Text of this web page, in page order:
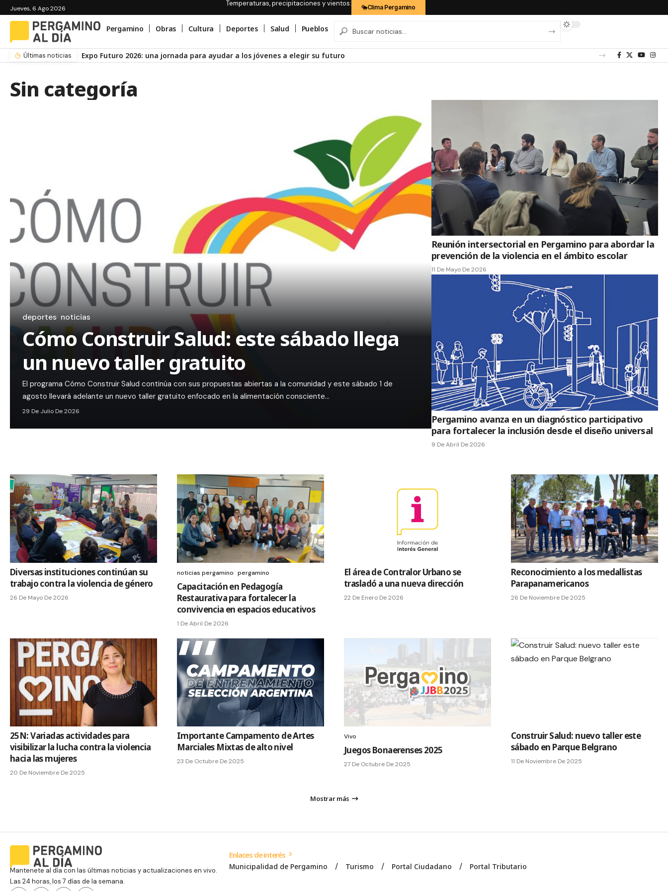
Jueves, 6 Ago 2026
Temperaturas, precipitaciones y vientos: Clima Pergamino
Pergamino Obras Cultura Deportes Salud Pueblos
Últimas noticias Expo Futuro 2026: una jornada para ayudar a los jóvenes a elegir su futuro
Sin categoría
deportes noticias
Cómo Construir Salud: este sábado llega
un nuevo taller gratuito
El programa Cómo Construir Salud continúa con sus propuestas abiertas a la comunidad y este sábado 1 de
agosto llevará adelante un nuevo taller gratuito enfocado en la alimentación consciente…
29 De Julio De 2026
Reunión intersectorial en Pergamino para abordar la
prevención de la violencia en el ámbito escolar
11 De Mayo De 2026
Pergamino avanza en un diagnóstico participativo
para fortalecer la inclusión desde el diseño universal
9 De Abril De 2026
Diversas instituciones continúan su
trabajo contra la violencia de género
26 De Mayo De 2026
noticias pergamino pergamino
Capacitación en Pedagogía
Restaurativa para fortalecer la
convivencia en espacios educativos
1 De Abril De 2026
El área de Contralor Urbano se
trasladó a una nueva dirección
22 De Enero De 2026
Reconocimiento a los medallistas
Parapanamericanos
26 De Noviembre De 2025
25N: Variadas actividades para
visibilizar la lucha contra la violencia
hacia las mujeres
20 De Noviembre De 2025
Importante Campamento de Artes
Marciales Mixtas de alto nivel
23 De Octubre De 2025
Vivo
Juegos Bonaerenses 2025
27 De Octubre De 2025
Construir Salud: nuevo taller este
sábado en Parque Belgrano
11 De Noviembre De 2025
Mostrar más
Mantenete al día con las últimas noticias y actualizaciones en vivo.
Las 24 horas, los 7 días de la semana.
Enlaces de interés
Municipalidad de Pergamino Turismo Portal Ciudadano Portal Tributario